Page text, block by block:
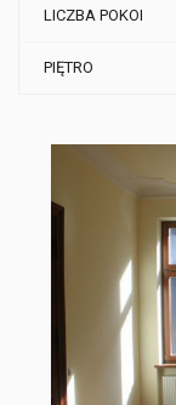
LICZBA POKOI
PIĘTRO